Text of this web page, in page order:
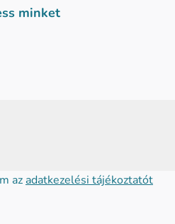
minket
az adatkezelési tájékoztatót